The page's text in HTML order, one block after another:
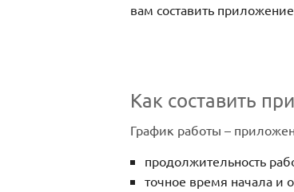
вам составить
Как составить
График работы –
продолжительность
точное время начала и